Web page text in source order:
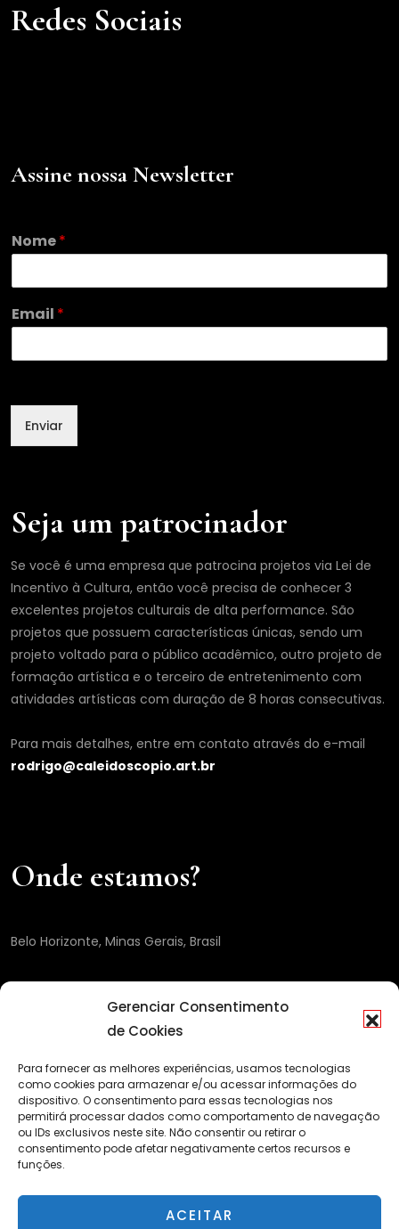
Gerenciar Consentimento
de Cookies
Para fornecer as melhores experiências, usamos tecnologias
como cookies para armazenar e/ou acessar informações do
dispositivo. O consentimento para essas tecnologias nos
permitirá processar dados como comportamento de navegação
ou IDs exclusivos neste site. Não consentir ou retirar o
consentimento pode afetar negativamente certos recursos e
funções.
ACEITAR
Redes Sociais
Assine nossa Newsletter
E
m
i
E
a
*
Nome*
Email *
Enviar
Seja um patrocinador
Se você é uma empresa que patrocina projetos via Lei de
Incentivo à Cultura, então você precisa de conhecer 3
excelentes projetos culturais de alta performance. São
projetos que possuem características únicas, sendo um
projeto voltado para o público acadêmico, outro projeto de
formação artística e o terceiro de entretenimento com
atividades artísticas com duração de 8 horas consecutivas.
Para mais detalhes, entre em contato através do e-mail
rodrigo@caleidoscopio.art.br
Onde estamos?
Belo Horizonte, Minas Gerais, Brasil
© Copyright 2022 - Portal Caleidoscópio Back to top